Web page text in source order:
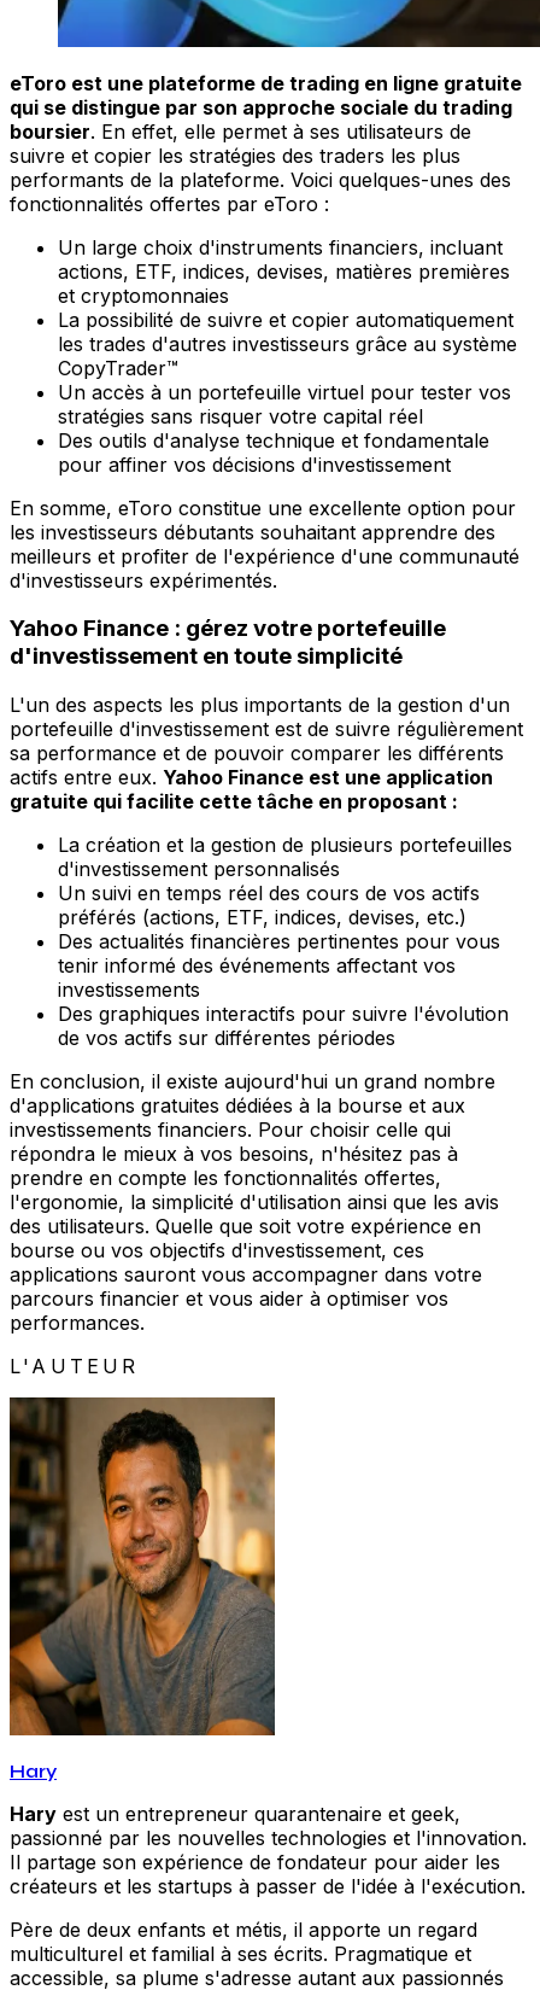
eToro est une plateforme de trading en ligne gratuite
qui se distingue par son approche sociale du trading
boursier. En effet, elle permet à ses utilisateurs de
suivre et copier les stratégies des traders les plus
performants de la plateforme. Voici quelques-unes des
fonctionnalités offertes par eToro :
Un large choix d'instruments financiers, incluant
actions, ETF, indices, devises, matières premières
et cryptomonnaies
La possibilité de suivre et copier automatiquement
les trades d'autres investisseurs grâce au système
CopyTrader™
Un accès à un portefeuille virtuel pour tester vos
stratégies sans risquer votre capital réel
Des outils d'analyse technique et fondamentale
pour affiner vos décisions d'investissement
En somme, eToro constitue une excellente option pour
les investisseurs débutants souhaitant apprendre des
meilleurs et profiter de l'expérience d'une communauté
d'investisseurs expérimentés.
Yahoo Finance : gérez votre portefeuille
d'investissement en toute simplicité
L'un des aspects les plus importants de la gestion d'un
portefeuille d'investissement est de suivre régulièrement
sa performance et de pouvoir comparer les différents
actifs entre eux. Yahoo Finance est une application
gratuite qui facilite cette tâche en proposant :
La création et la gestion de plusieurs portefeuilles
d'investissement personnalisés
Un suivi en temps réel des cours de vos actifs
préférés (actions, ETF, indices, devises, etc.)
Des actualités financières pertinentes pour vous
tenir informé des événements affectant vos
investissements
Des graphiques interactifs pour suivre l'évolution
de vos actifs sur différentes périodes
En conclusion, il existe aujourd'hui un grand nombre
d'applications gratuites dédiées à la bourse et aux
investissements financiers. Pour choisir celle qui
répondra le mieux à vos besoins, n'hésitez pas à
prendre en compte les fonctionnalités offertes,
l'ergonomie, la simplicité d'utilisation ainsi que les avis
des utilisateurs. Quelle que soit votre expérience en
bourse ou vos objectifs d'investissement, ces
applications sauront vous accompagner dans votre
parcours financier et vous aider à optimiser vos
performances.
L'AUTEUR
Hary
Hary est un entrepreneur quarantenaire et geek,
passionné par les nouvelles technologies et l'innovation.
Il partage son expérience de fondateur pour aider les
créateurs et les startups à passer de l'idée à l'exécution.
Père de deux enfants et métis, il apporte un regard
multiculturel et familial à ses écrits. Pragmatique et
accessible, sa plume s'adresse autant aux passionnés